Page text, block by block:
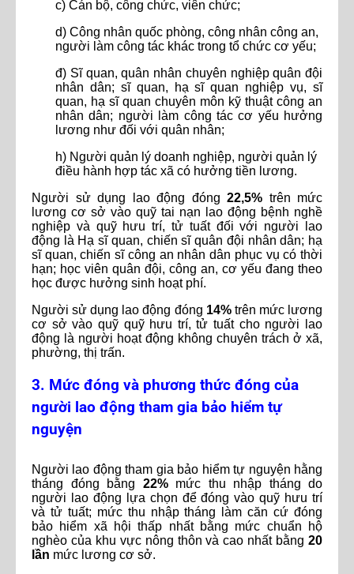
c) Cán bộ, công chức, viên chức;
d) Công nhân quốc phòng, công nhân công an,
người làm công tác khác trong tổ chức cơ yếu;
đ) Sĩ quan, quân nhân chuyên nghiệp quân đội
nhân dân; sĩ quan, hạ sĩ quan nghiệp vụ, sĩ
quan, hạ sĩ quan chuyên môn kỹ thuật công an
nhân dân; người làm công tác cơ yếu hưởng
lương như đối với quân nhân;
h) Người quản lý doanh nghiệp, người quản lý
điều hành hợp tác xã có hưởng tiền lương.
Người sử dụng lao động đóng 22,5% trên mức
lương cơ sở vào quỹ tai nạn lao động bệnh nghề
nghiệp và quỹ hưu trí, tử tuất đối với người lao
động là Hạ sĩ quan, chiến sĩ quân đội nhân dân; hạ
sĩ quan, chiến sĩ công an nhân dân phục vụ có thời
hạn; học viên quân đội, công an, cơ yếu đang theo
học được hưởng sinh hoạt phí.
Người sử dụng lao động đóng 14%trên mức lương
cơ sở vào quỹ quỹ hưu trí, tử tuất cho người lao
động là người hoạt động không chuyên trách ở xã,
phường, thị trấn.
3. Mức đóng và phương thức đóng của
người lao động tham gia bảo hiểm tự
nguyện
Người lao động tham gia bảo hiểm tự nguyện hằng
tháng đóng bằng 22%mức thu nhập tháng do
người lao động lựa chọn để đóng vào quỹ hưu trí
và tử tuất; mức thu nhập tháng làm căn cứ đóng
bảo hiểm xã hội thấp nhất bằng mức chuẩn hộ
nghèo của khu vực nông thôn và cao nhất bằng 20
lần mức lương cơ sở.